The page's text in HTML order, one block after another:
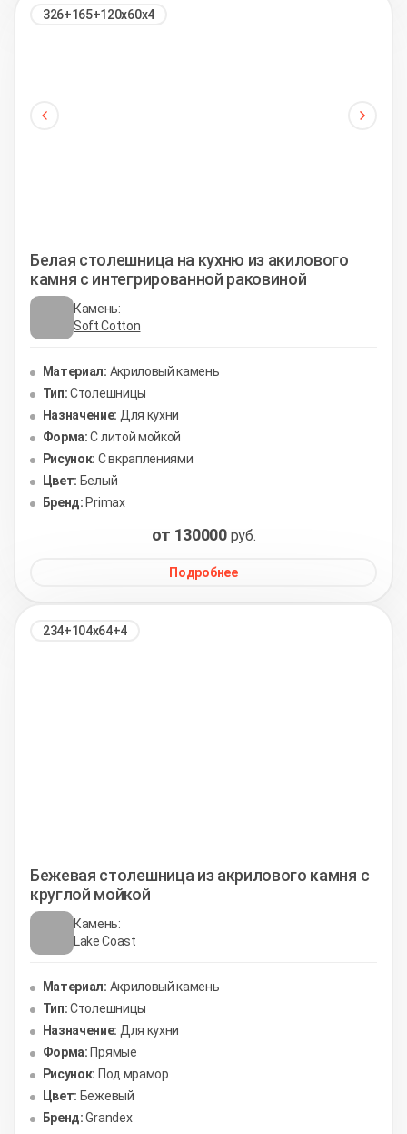
326+165+120х60х4
Белая столешница на кухню из акилового
камня с интегрированной раковиной
Камень:
Soft Cotton
Материал: Акриловый камень
Тип:Столешницы
Назначение: Для кухни
Форма: С литой мойкой
Рисунок: С вкраплениями
Цвет: Белый
Бренд: Primax
от 130000 руб.
Подробнее
234+104х64+4
Бежевая столешница из акрилового камня с
круглой мойкой
Камень:
Lake Coast
Материал: Акриловый камень
Тип:Столешницы
Назначение: Для кухни
Форма: Прямые
Рисунок: Под мрамор
Цвет: Бежевый
Бренд: Grandex